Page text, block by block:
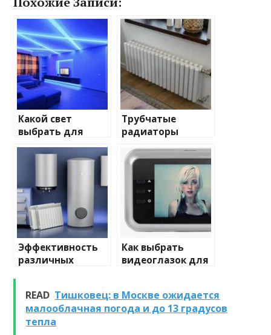
Какой свет
выбрать для
домашнего
освещения
Трубчатые
радиаторы
отопления: виды
и характеристики
Эффективность
различных
очистке и
промывке котлов
Как выбрать
видеоглазок для
READ Тишковец: в Москве ожидается
малооблачная погода и до 13 градусов
тепла